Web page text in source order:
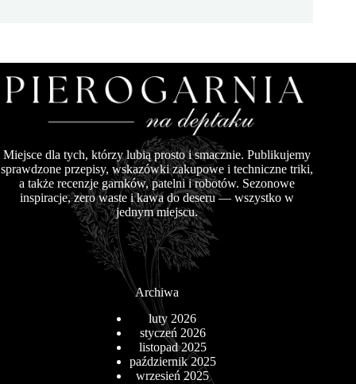
Miejsce dla tych, którzy lubią prosto i smacznie. Publikujemy
sprawdzone przepisy, wskazówki zakupowe i techniczne triki,
a także recenzje garnków, patelni i robotów. Sezonowe
inspiracje, zero waste i kawa do deseru — wszystko w
jednym miejscu.
Archiwa
luty 2026
styczeń 2026
listopad 2025
październik 2025
wrzesień 2025